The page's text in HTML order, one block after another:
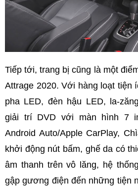
Tiếp tới, trang bị cũng là một
Attrage 2020. Với hàng loạt tiện
pha LED, đèn hậu LED, la-
giải trí DVD với màn hình 7
Android Auto/Apple CarPlay,
khởi động nút bấm, ghế da có
âm thanh trên vô lăng, hệ
gập gương điện đến những tiện